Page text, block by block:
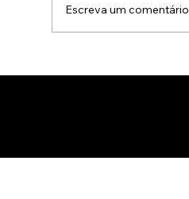
Escreva um comentário